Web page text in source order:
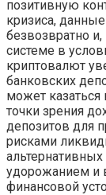
позитивную
кризиса,
безвозвратно
системе в
криптовалют
банковских
может
точки зрения
депозитов для
рисками
удорожанием и
финансовой